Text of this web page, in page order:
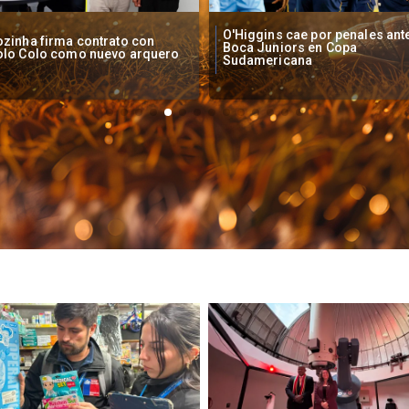
cae por penales ante
Juniors en Copa
Operadores de apuestas
piden acelerar regulación en
Chile